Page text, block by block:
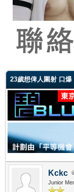
23歲想俾人圍射 口爆
Kckc
Junior